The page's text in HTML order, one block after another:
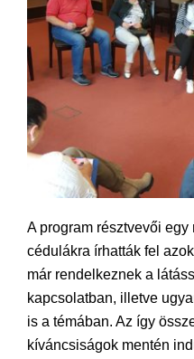
A program résztvevői
cédulákra írhatták fel
már rendelkeznek a
kapcsolatban, illetve
is a témában. Az így
kíváncsiságok mentén